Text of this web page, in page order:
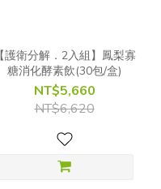
【護衛分解．2入組】鳳梨寡
糖消化酵素飲(30包/盒)
NT$5,660
NT$6,620